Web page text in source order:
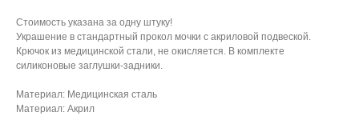
Стоимость указана за одну штуку!
Украшение в стандартный прокол мочки с акриловой подвеской.
Крючок из медицинской стали, не окисляется. В комплекте
силиконовые заглушки-задники.
Материал: Медицинская сталь
Материал: Акрил